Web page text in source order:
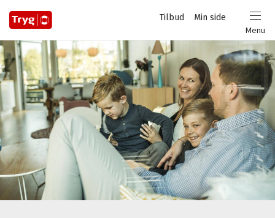
Menu
Privat
Login
Min side
Tilbud